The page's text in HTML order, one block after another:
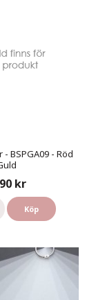
BSPGA09 - Röd
kr
Köp